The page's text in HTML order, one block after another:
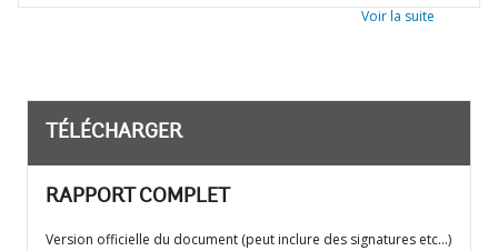
Voir la suite
TÉLÉCHARGER
RAPPORT COMPLET
Version officielle du document (peut inclure des signatures etc…)